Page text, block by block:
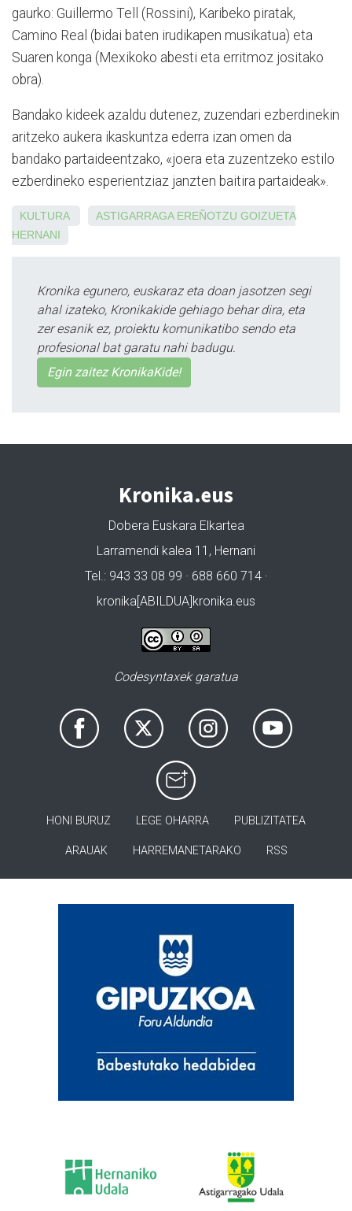
gaurko: Guillermo Tell (Rossini), Karibeko piratak,
Camino Real (bidai baten irudikapen musikatua) eta
Suaren konga (Mexikoko abesti eta erritmoz jositako
obra).
Bandako kideek azaldu dutenez, zuzendari ezberdinekin
aritzeko aukera ikaskuntza ederra izan omen da
bandako partaideentzako, «joera eta zuzentzeko estilo
ezberdineko esperientziaz janzten baitira partaideak».
KULTURA ASTIGARRAGA EREÑOTZU GOIZUETA
HERNANI
Kronika egunero, euskaraz eta doan jasotzen segi
ahal izateko, Kronikakide gehiago behar dira, eta
zer esanik ez, proiektu komunikatibo sendo eta
profesional bat garatu nahi badugu.
Egin zaitez KronikaKide!
Kronika.eus
Dobera Euskara Elkartea
Larramendi kalea 11, Hernani
Tel.: 943 33 08 99 · 688 660 714 ·
kronika[ABILDUA]kronika.eus
Codesyntaxek garatua
HONI BURUZ LEGE OHARRA PUBLIZITATEA
ARAUAK HARREMANETARAKO RSS